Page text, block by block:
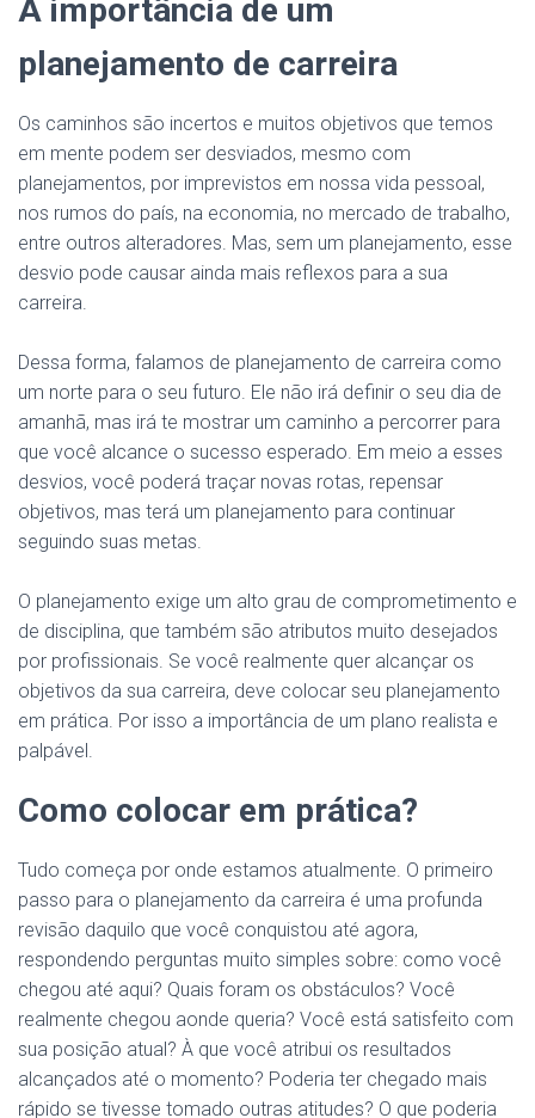
A importância de um
planejamento de carreira
Os caminhos são incertos e muitos objetivos que temos
em mente podem ser desviados, mesmo com
planejamentos, por imprevistos em nossa vida pessoal,
nos rumos do país, na economia, no mercado de trabalho,
entre outros alteradores. Mas, sem um planejamento, esse
desvio pode causar ainda mais reflexos para a sua
carreira.
Dessa forma, falamos de planejamento de carreira como
um norte para o seu futuro. Ele não irá definir o seu dia de
amanhã, mas irá te mostrar um caminho a percorrer para
que você alcance o sucesso esperado. Em meio a esses
desvios, você poderá traçar novas rotas, repensar
objetivos, mas terá um planejamento para continuar
seguindo suas metas.
O planejamento exige um alto grau de comprometimento e
de disciplina, que também são atributos muito desejados
por profissionais. Se você realmente quer alcançar os
objetivos da sua carreira, deve colocar seu planejamento
em prática. Por isso a importância de um plano realista e
palpável.
Como colocar em prática?
Tudo começa por onde estamos atualmente. O primeiro
passo para o planejamento da carreira é uma profunda
revisão daquilo que você conquistou até agora,
respondendo perguntas muito simples sobre: como você
chegou até aqui? Quais foram os obstáculos? Você
realmente chegou aonde queria? Você está satisfeito com
sua posição atual? À que você atribui os resultados
alcançados até o momento? Poderia ter chegado mais
rápido se tivesse tomado outras atitudes? O que poderia